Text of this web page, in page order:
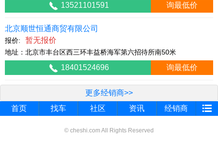
13521101591 询最低价
北京顺世恒通商贸有限公司
报价: 暂无报价
地址：北京市丰台区西三环丰益桥海军第六招待所南50米
18401524696 询最低价
更多经销商>>
首页
找车 社区 资讯 经销商
© cheshi.com All Rights Reserved